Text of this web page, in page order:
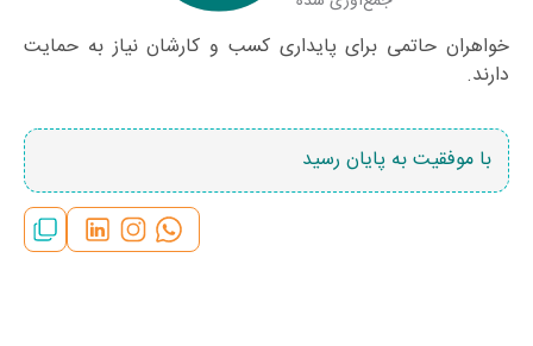
خواهران حاتمی برای پایداری کسب و کارشان نیاز به حمایت
دارند.
با موفقیت به پایان رسید